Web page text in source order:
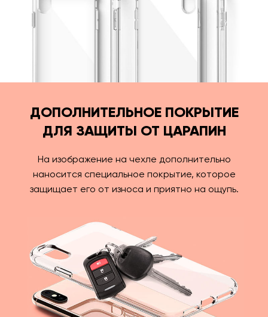
ДОПОЛНИТЕЛЬНОЕ ПОКРЫТИЕ
ДЛЯ ЗАЩИТЫ ОТ ЦАРАПИН
На изображение на чехле дополнительно
наносится специальное покрытие, которое
защищает его от износа и приятно на ощупь.